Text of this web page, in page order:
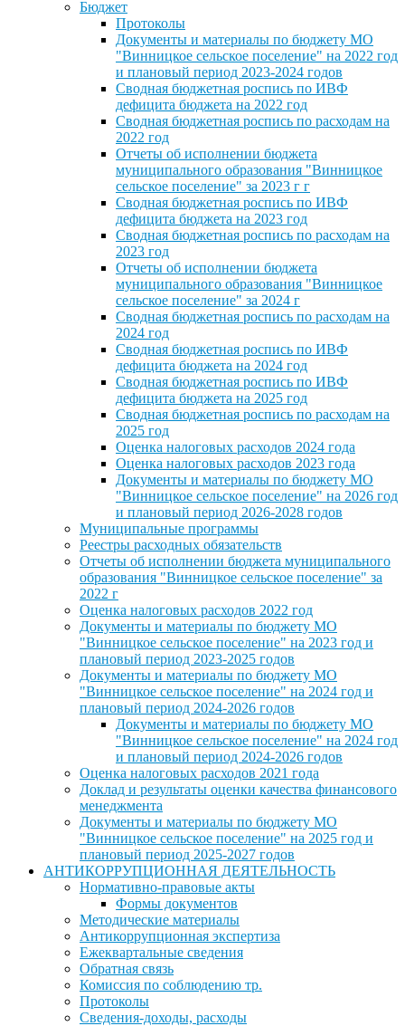
Бюджет
Протоколы
Документы и материалы по бюджету МО
"Винницкое сельское поселение" на 2022 год
и плановый период 2023-2024 годов
Сводная бюджетная роспись по ИВФ
дефицита бюджета на 2022 год
Сводная бюджетная роспись по расходам на
2022 год
Отчеты об исполнении бюджета
муниципального образования "Винницкое
сельское поселение" за 2023 г г
Сводная бюджетная роспись по ИВФ
дефицита бюджета на 2023 год
Сводная бюджетная роспись по расходам на
2023 год
Отчеты об исполнении бюджета
муниципального образования "Винницкое
сельское поселение" за 2024 г
Сводная бюджетная роспись по расходам на
2024 год
Сводная бюджетная роспись по ИВФ
дефицита бюджета на 2024 год
Сводная бюджетная роспись по ИВФ
дефицита бюджета на 2025 год
Сводная бюджетная роспись по расходам на
2025 год
Оценка налоговых расходов 2024 года
Оценка налоговых расходов 2023 года
Документы и материалы по бюджету МО
"Винницкое сельское поселение" на 2026 год
и плановый период 2026-2028 годов
Муниципальные программы
Реестры расходных обязательств
Отчеты об исполнении бюджета муниципального
образования "Винницкое сельское поселение" за
2022 г
Оценка налоговых расходов 2022 год
Документы и материалы по бюджету МО
"Винницкое сельское поселение" на 2023 год и
плановый период 2023-2025 годов
Документы и материалы по бюджету МО
"Винницкое сельское поселение" на 2024 год и
плановый период 2024-2026 годов
Документы и материалы по бюджету МО
"Винницкое сельское поселение" на 2024 год
и плановый период 2024-2026 годов
Оценка налоговых расходов 2021 года
Доклад и результаты оценки качества финансового
менеджмента
Документы и материалы по бюджету МО
"Винницкое сельское поселение" на 2025 год и
плановый период 2025-2027 годов
АНТИКОРРУПЦИОННАЯ ДЕЯТЕЛЬНОСТЬ
Нормативно-правовые акты
Формы документов
Методические материалы
Антикоррупционная экспертиза
Ежеквартальные сведения
Обратная связь
Комиссия по соблюдению тр.
Протоколы
Сведения-доходы, расходы